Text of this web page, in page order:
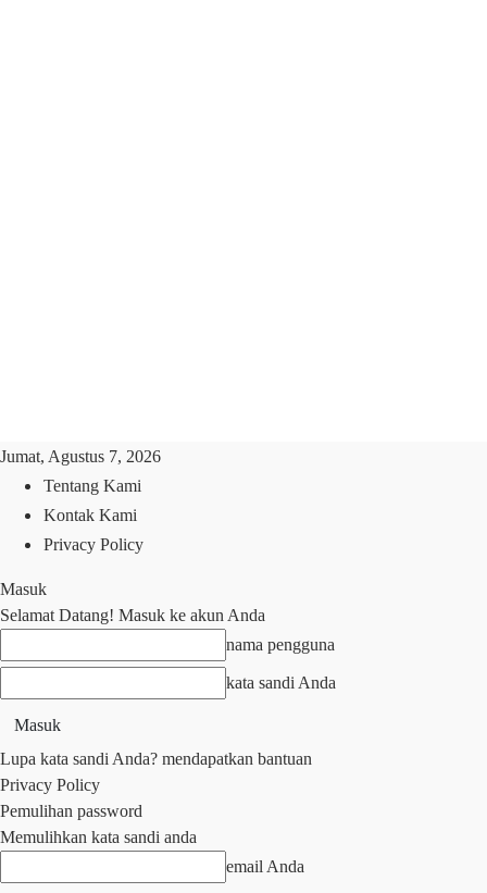
Jumat, Agustus 7, 2026
Tentang Kami
Kontak Kami
Privacy Policy
Masuk
Selamat Datang! Masuk ke akun Anda
nama pengguna
kata sandi Anda
Lupa kata sandi Anda? mendapatkan bantuan
Privacy Policy
Pemulihan password
Memulihkan kata sandi anda
email Anda